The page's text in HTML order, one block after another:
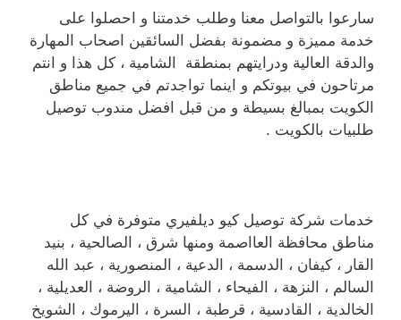
سارعوا بالتواصل معنا وطلب خدمتنا و احصلوا على
خدمة مميزة و مضمونة بفضل السائقين اصحاب المهارة
والدقة العالية ودرايتهم بمنطقة الشامية ، كل هذا و انتم
مرتاحون في بيوتكم و اينما تواجدتم في جميع مناطق
الكويت بمبالغ بسيطة و من قبل افضل مندوب توصيل
طلبيات بالكويت .
خدمات شركة توصيل كيو ديلفيري متوفرة في كل
مناطق محافظة العااصمة ومنها شرق ، الصالحية ، بنيد
القار ، كيفان ، الدسمة ، الدعية ، المنصورية ، عبد الله
السالم ، النزهة ، الفيحاء ، الشامية ، الروضة ، العديلية ،
الخالدية ، القادسية ، قرطبة ، السرة ، اليرموك ، الشويخ